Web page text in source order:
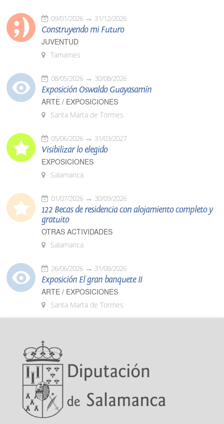
09/01/2026 31/12/2026
Construyendo mi Futuro
JUVENTUD
Tamames
08/05/2026 30/08/2026
Exposición Oswaldo Guayasamín
ARTE / EXPOSICIONES
Santa Marta de Tormes
05/06/2026 31/03/2027
Visibilizar lo elegido
EXPOSICIONES
Salamanca
01/07/2026 30/09/2026
122 Becas de residencia con alojamiento completo y
gratuito
OTRAS ACTIVIDADES
Salamanca
26/06/2026 31/08/2026
Exposición El gran banquete II
ARTE / EXPOSICIONES
Santa Marta de Tormes